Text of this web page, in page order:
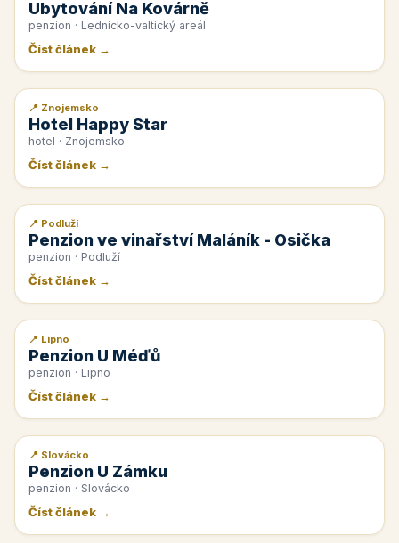
Ubytování Na Kovárně
penzion · Lednicko-valtický areál
Číst článek →
📰 PR článek
📍 Znojemsko
Hotel Happy Star
hotel · Znojemsko
Číst článek →
📰 PR článek
📍 Podluží
Penzion ve vinařství Maláník - Osička
penzion · Podluží
Číst článek →
📰 PR článek
📍 Lipno
Penzion U Méďů
penzion · Lipno
Číst článek →
📰 PR článek
📍 Slovácko
Penzion U Zámku
penzion · Slovácko
Číst článek →